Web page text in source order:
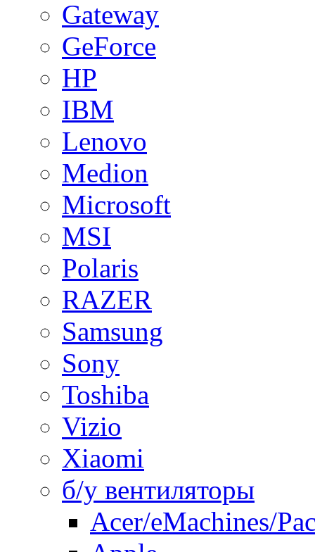
Gateway
GeForce
HP
IBM
Lenovo
Medion
Microsoft
MSI
Polaris
RAZER
Samsung
Sony
Toshiba
Vizio
Xiaomi
б/у вентиляторы
Acer/eMachines/